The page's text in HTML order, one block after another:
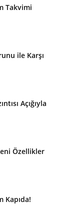
Takvimi
ile Karşı
Açığıyla
Özellikler
Kapıda!